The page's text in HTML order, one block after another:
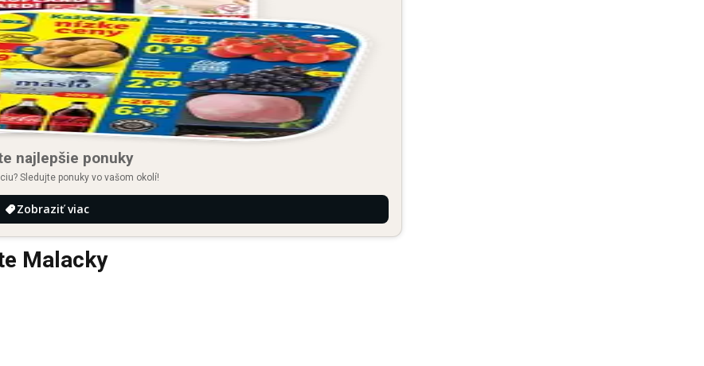
najlepšie ponuky
Sledujte ponuky vo vašom okolí!
Zobraziť viac
Malacky